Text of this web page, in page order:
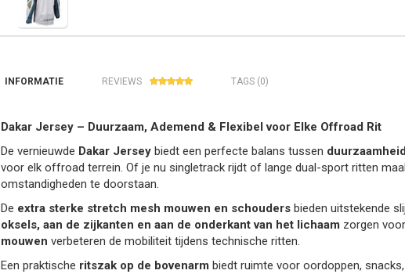
INFORMATIE REVIEWS TAGS (0)
Dakar Jersey – Duurzaam, Ademend & Flexibel voor Elke Offroad Rit
De vernieuwde Dakar Jerseybiedt een perfecte balans tussen
voor elk offroad terrein. Of je nu singletrack rijdt of lange dual-sport ritten
omstandigheden te doorstaan.
De extra sterke stretch mesh mouwen en schoudersbieden uitstekende
oksels, aan de zijkanten en aan de onderkant van het lichaam zorgen
mouwen verbeteren de mobiliteit tijdens technische ritten.
Een praktische ritszak op de bovenarm biedt ruimte voor oordoppen,